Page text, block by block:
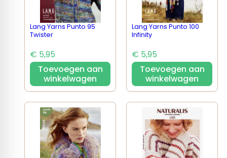
Lang Yarns Punto 95
Twister
€ 5,95
Toevoegen aan
winkelwagen
Lang Yarns Punto 100
Infinity
€ 5,95
Toevoegen aan
winkelwagen